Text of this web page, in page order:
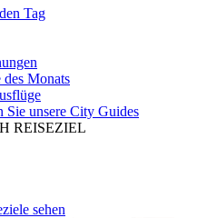
Tag
des Monats
Sie unsere City Guides
REISEZIEL
sehen